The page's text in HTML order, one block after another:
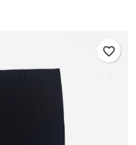
favorite_border